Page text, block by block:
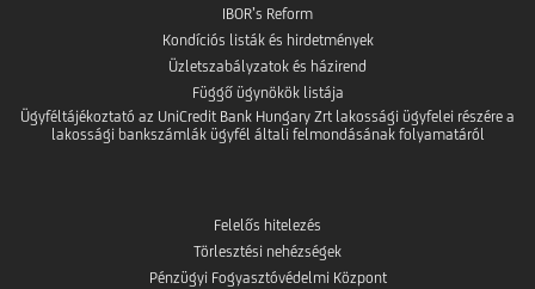
IBOR’s Reform
Kondíciós listák és hirdetmények
Üzletszabályzatok és házirend
Függő ügynökök listája
Ügyféltájékoztató az UniCredit Bank Hungary Zrt lakossági ügyfelei részére a
lakossági bankszámlák ügyfél általi felmondásának folyamatáról
Felelős hitelezés
Törlesztési nehézségek
Pénzügyi Fogyasztóvédelmi Központ